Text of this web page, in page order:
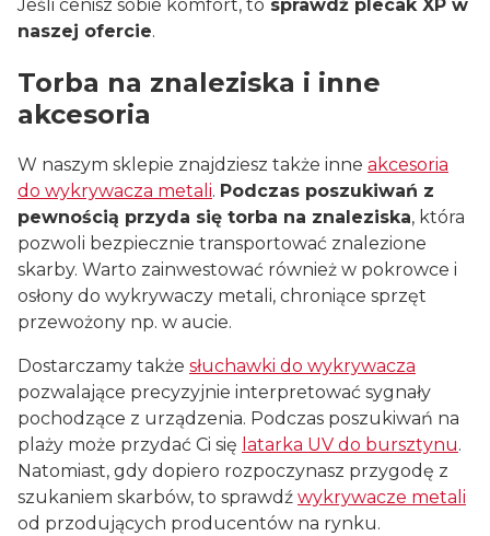
Jeśli cenisz sobie komfort, to sprawdź plecak XP w
naszej ofercie.
Torba na znaleziska i inne
akcesoria
W naszym sklepie znajdziesz także inne akcesoria
do wykrywacza metali. Podczas poszukiwań z
pewnością przyda się torba na znaleziska, która
pozwoli bezpiecznie transportować znalezione
skarby. Warto zainwestować również w pokrowce i
osłony do wykrywaczy metali, chroniące sprzęt
przewożony np. w aucie.
Dostarczamy także słuchawki do wykrywacza
pozwalające precyzyjnie interpretować sygnały
pochodzące z urządzenia. Podczas poszukiwań na
plaży może przydać Ci się latarka UV do bursztynu.
Natomiast, gdy dopiero rozpoczynasz przygodę z
szukaniem skarbów, to sprawdź wykrywacze metali
od przodujących producentów na rynku.